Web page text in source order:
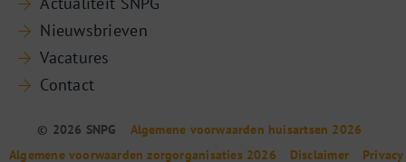
Nieuwsbrieven
Vacatures
Contact
© 2026 SNPG
Algemene voorwaarden huisartsen 2026
Algemene voorwaarden zorgorganisaties 2026
Disclaimer Privacy